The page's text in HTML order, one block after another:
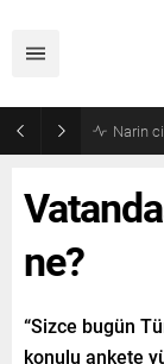
Narin
ne?
“Sizce bugün
konulu ankete